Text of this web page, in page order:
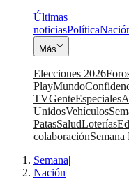
Últimas
noticiasPolítica
Más
Elecciones 2026
PlayMundo
TVGenteEspeciales
UnidosVehículos
PatasSaludLoterías
colaboraciónSemana
Semana|
Nación